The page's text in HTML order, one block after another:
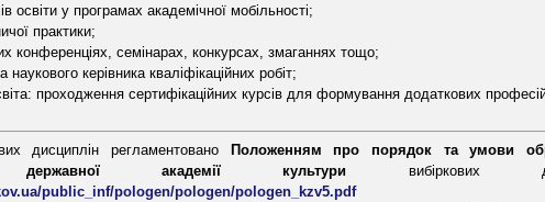
освіти у програмах академічної мобільності;
практики;
конференціях, семінарах, конкурсах, змаганнях тощо;
наукового керівника кваліфікаційних робіт;
проходження сертифікаційних курсів для формування додаткових
дисциплін регламентовано
Положенням про порядок та умови
державної академії культури вибіркових
public_inf/pologen/pologen/pologen_kzv5.pdf